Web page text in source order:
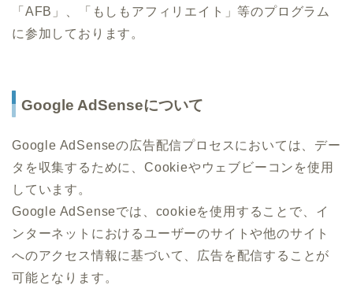
「AFB」、「もしもアフィリエイト」等のプログラム
に参加しております。
Google AdSenseについて
Google AdSenseの広告配信プロセスにおいては、デー
タを収集するために、Cookieやウェブビーコンを使用
しています。
Google AdSenseでは、cookieを使用することで、イ
ンターネットにおけるユーザーのサイトや他のサイト
へのアクセス情報に基づいて、広告を配信することが
可能となります。